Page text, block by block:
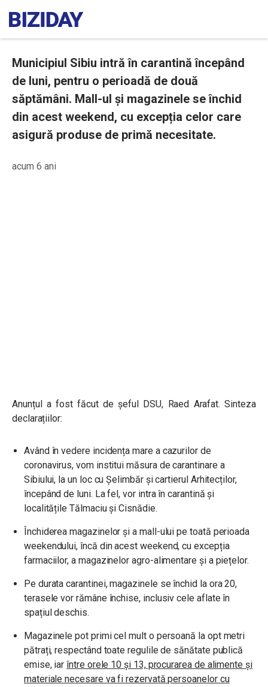
Municipiul Sibiu intră în carantină începând
de luni, pentru o perioadă de două
săptămâni. Mall-ul și magazinele se închid
din acest weekend, cu excepția celor care
asigură produse de primă necesitate.
acum 6 ani
Anunțul a fost făcut de șeful DSU, Raed Arafat. Sinteza
declarațiilor:
Având în vedere incidența mare a cazurilor de
coronavirus, vom institui măsura de carantinare a
Sibiului, la un loc cu Șelimbăr și cartierul Arhitecților,
începând de luni. La fel, vor intra în carantină și
localitățile Tălmaciu și Cisnădie.
Închiderea magazinelor și a mall-ului pe toată perioada
weekendului, încă din acest weekend, cuexcepția
farmaciilor, a magazinelor agro-alimentare și a piețelor.
Pe durata carantinei, magazinele se închid la ora 20,
terasele vor rămâne închise, inclusiv cele aflate în
spațiul deschis.
Magazinele pot primi cel mult o persoană la opt metri
pătrați, respectând toate regulile de sănătate publică
emise, iarîntre orele 10 și 13, procurarea de alimente și
materiale necesare va fi rezervată persoanelor cu